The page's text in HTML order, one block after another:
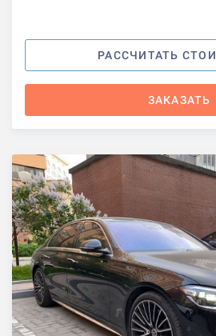
РАССЧИТАТЬ
ЗАКАЗАТЬ